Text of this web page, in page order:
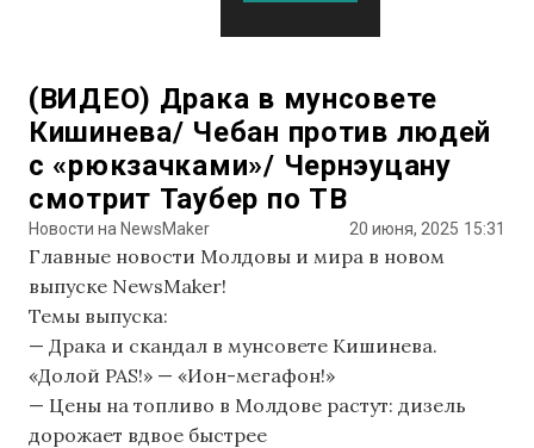
(ВИДЕО) Драка в мунсовете
Кишинева/ Чебан против людей
с «рюкзачками»/ Чернэуцану
смотрит Таубер по ТВ
Новости на NewsMaker 20 июня, 2025 15:31
Главные новости Молдовы и мира в новом
выпуске NewsMaker!
Темы выпуска:
— Драка и скандал в мунсовете Кишинева.
«Долой PAS!» — «Ион-мегафон!»
— Цены на топливо в Молдове растут: дизель
дорожает вдвое быстрее